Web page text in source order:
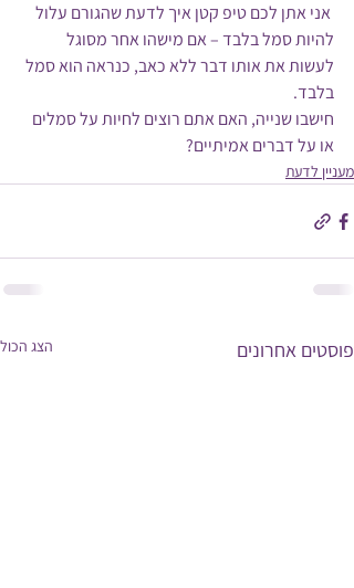
אני אתן לכם טיפ קטן איך לדעת שהגורם עלול
להיות סמל בלבד – אם מישהו אחר מסוגל
לעשות את אותו דבר ללא כאב, כנראה הוא סמל
בלבד.
חישבו שנייה, האם אתם רוצים לחיות על סמלים
או על דברים אמיתיים?
מעניין לדעת
פוסטים אחרונים הצג הכול